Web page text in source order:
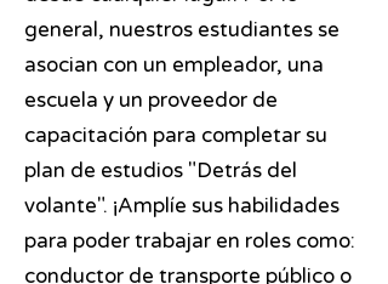
general, nuestros estudiantes se
asocian con un empleador, una
escuela y un proveedor de
capacitación para completar su
plan de estudios "Detrás del
volante". ¡Amplíe sus habilidades
para poder trabajar en roles como:
conductor de transporte público o